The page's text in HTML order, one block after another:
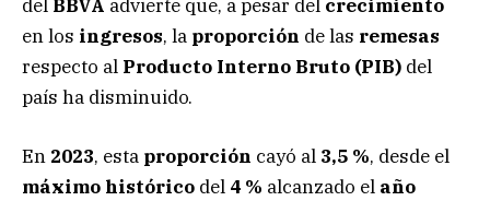
del BBVA advierte que, a pesar del crecimiento
en los ingresos, la proporción de las remesas
respecto al Producto Interno Bruto (PIB) del
país ha disminuido.
En 2023, esta proporción cayó al 3,5 %, desde el
máximo histórico del 4 % alcanzado el año